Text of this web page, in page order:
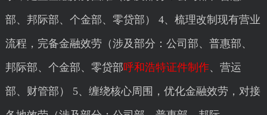
部、邦际部、个金部、零贷部） 4、梳理改制现有营业
流程，完备金融效劳（涉及部分：公司部、普惠部、
邦际部、个金部、零贷部呼和浩特证件制作、营运
部、财管部） 5、缠绕核心周围，优化金融效劳，对接